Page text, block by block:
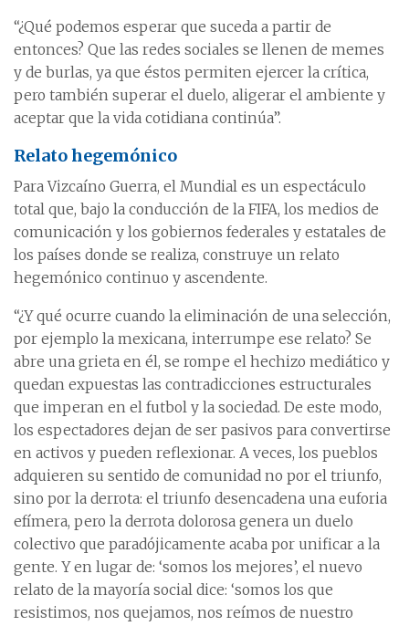
“¿Qué podemos esperar que suceda a partir de
entonces? Que las redes sociales se llenen de memes
y de burlas, ya que éstos permiten ejercer la crítica,
pero también superar el duelo, aligerar el ambiente y
aceptar que la vida cotidiana continúa”.
Relato hegemónico
Para Vizcaíno Guerra, el Mundial es un espectáculo
total que, bajo la conducción de la FIFA, los medios de
comunicación y los gobiernos federales y estatales de
los países donde se realiza, construye un relato
hegemónico continuo y ascendente.
“¿Y qué ocurre cuando la eliminación de una selección,
por ejemplo la mexicana, interrumpe ese relato? Se
abre una grieta en él, se rompe el hechizo mediático y
quedan expuestas las contradicciones estructurales
que imperan en el futbol y la sociedad. De este modo,
los espectadores dejan de ser pasivos para convertirse
en activos y pueden reflexionar. A veces, los pueblos
adquieren su sentido de comunidad no por el triunfo,
sino por la derrota: el triunfo desencadena una euforia
efímera, pero la derrota dolorosa genera un duelo
colectivo que paradójicamente acaba por unificar a la
gente. Y en lugar de: ‘somos los mejores’, el nuevo
relato de la mayoría social dice: ‘somos los que
resistimos, nos quejamos, nos reímos de nuestro